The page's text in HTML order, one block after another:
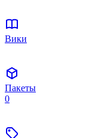
Вики
Пакеты
0